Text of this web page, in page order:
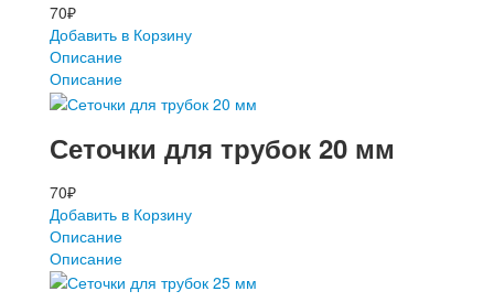
70₽
Добавить в Корзину
Описание
Описание
Сеточки для трубок 20 мм
70₽
Добавить в Корзину
Описание
Описание